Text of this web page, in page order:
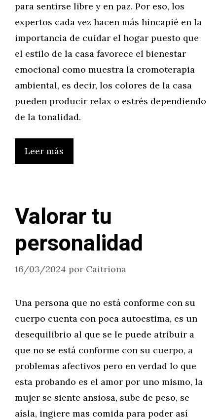
para sentirse libre y en paz. Por eso, los
expertos cada vez hacen más hincapié en la
importancia de cuidar el hogar puesto que
el estilo de la casa favorece el bienestar
emocional como muestra la cromoterapia
ambiental, es decir, los colores de la casa
pueden producir relax o estrés dependiendo
de la tonalidad.
Leer más
Valorar tu
personalidad
16/03/2024 por Caitriona
Una persona que no está conforme con su
cuerpo cuenta con poca autoestima, es un
desequilibrio al que se le puede atribuir a
que no se está conforme con su cuerpo, a
problemas afectivos pero en verdad lo que
esta probando es el amor por uno mismo, la
mujer se siente ansiosa, sube de peso, se
aísla, ingiere mas comida para poder así